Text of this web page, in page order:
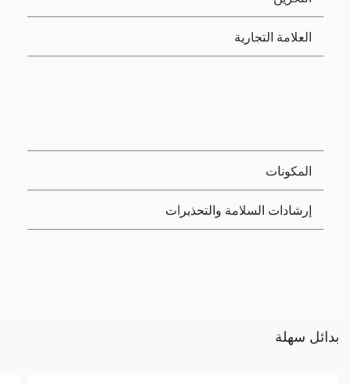
العلامة التجارية
المكونات
إرشادات السلامة والتحذيرات
بدائل سهلة